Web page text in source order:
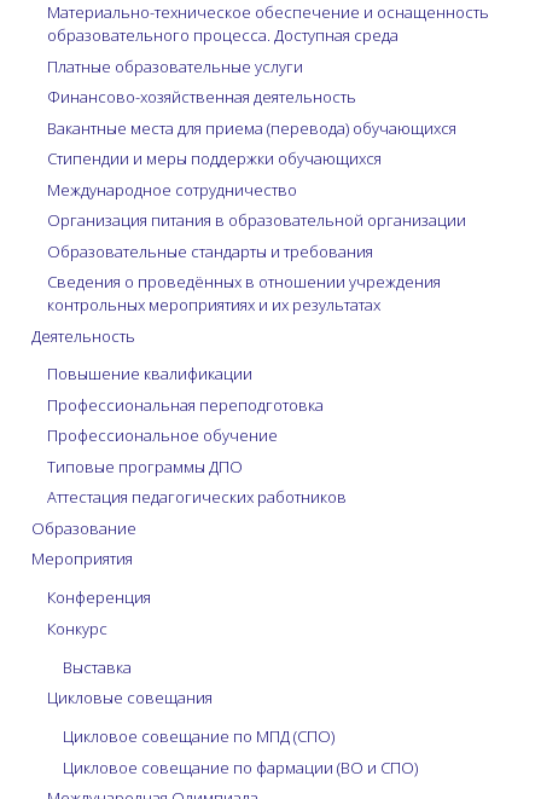
Материально-техническое обеспечение и оснащенность
образовательного процесса. Доступная среда
Платные образовательные услуги
Финансово-хозяйственная деятельность
Вакантные места для приема (перевода) обучающихся
Стипендии и меры поддержки обучающихся
Международное сотрудничество
Организация питания в образовательной организации
Образовательные стандарты и требования
Сведения о проведённых в отношении учреждения
контрольных мероприятиях и их результатах
Деятельность
Повышение квалификации
Профессиональная переподготовка
Профессиональное обучение
Типовые программы ДПО
Аттестация педагогических работников
Образование
Мероприятия
Конференция
Конкурс
Выставка
Цикловые совещания
Цикловое совещание по МПД (СПО)
Цикловое совещание по фармации (ВО и СПО)